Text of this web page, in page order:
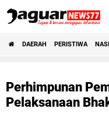
DAERAH PERISTIWA
Perhimpunan
Pelaksanaan